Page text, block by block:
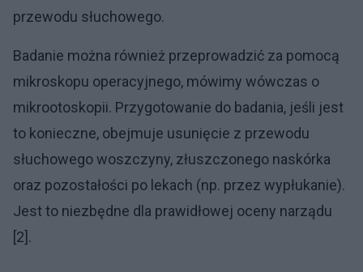
przewodu słuchowego.
Badanie można również przeprowadzić za pomocą
mikroskopu operacyjnego, mówimy wówczas o
mikrootoskopii. Przygotowanie do badania, jeśli jest
to konieczne, obejmuje usunięcie z przewodu
słuchowego woszczyny, złuszczonego naskórka
oraz pozostałości po lekach (np. przez wypłukanie).
Jest to niezbędne dla prawidłowej oceny narządu
[2].